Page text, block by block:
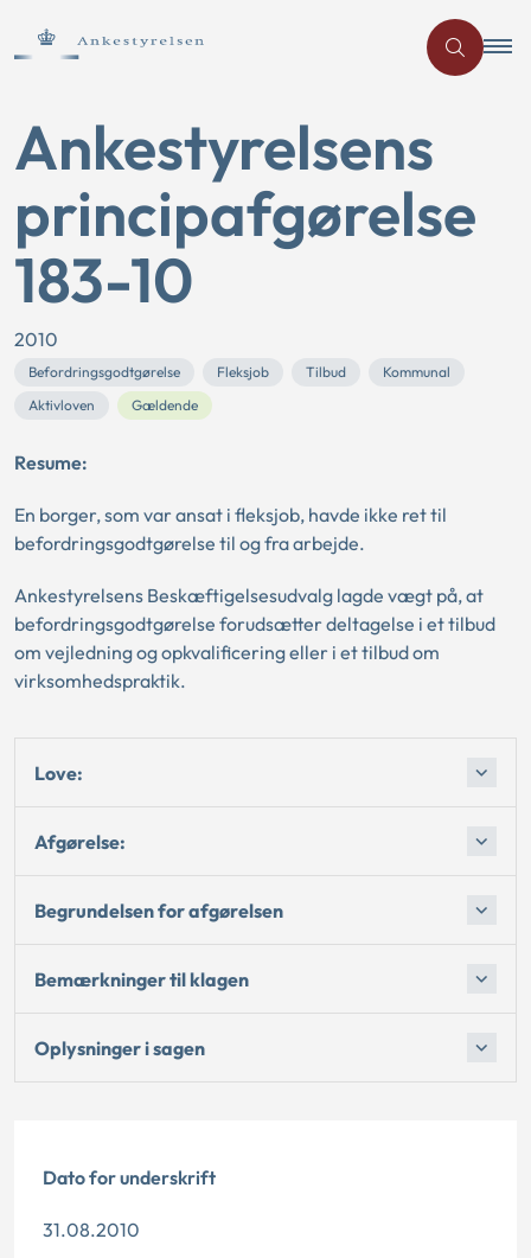
Ankestyrelsens
principafgørelse
183-10
2010
Befordringsgodtgørelse Fleksjob Tilbud
Kommunal
Aktivloven
Gældende
Resume:
En borger, som var ansat i fleksjob, havde ikke ret til
befordringsgodtgørelse til og fra arbejde.
Ankestyrelsens Beskæftigelsesudvalg lagde vægt på, at
befordringsgodtgørelse forudsætter deltagelse i et tilbud
om vejledning og opkvalificering eller i et tilbud om
virksomhedspraktik.
Love:
Afgørelse:
Begrundelsen for afgørelsen
Bemærkninger til klagen
Oplysninger i sagen
Dato for underskrift
31.08.2010